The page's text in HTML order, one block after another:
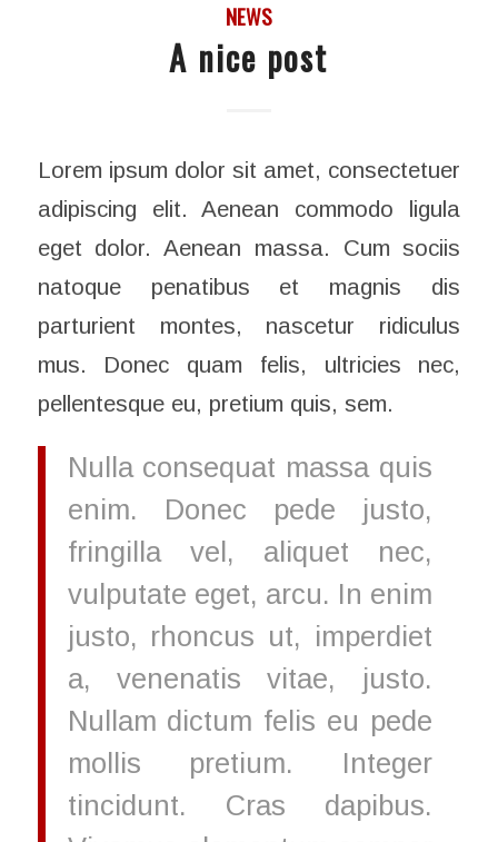
NEWS
A nice post
Lorem ipsum dolor sit amet, consectetuer
adipiscing elit. Aenean commodo ligula
eget dolor. Aenean massa. Cum sociis
natoque penatibus et magnis dis
parturient montes, nascetur ridiculus
mus. Donec quam felis, ultricies nec,
pellentesque eu, pretium quis, sem.
Nulla consequat massa quis
enim. Donec pede justo,
fringilla vel, aliquet nec,
vulputate eget, arcu. In enim
justo, rhoncus ut, imperdiet
a, venenatis vitae, justo.
Nullam dictum felis eu pede
mollis pretium. Integer
tincidunt. Cras dapibus.